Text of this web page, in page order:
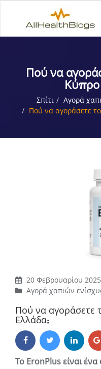
Πού να
Κύπρο
Σπίτι
Αγορά
Πού να αγοράσετε
20 Φεβρουαρίου 2025
Αγορά χαπιών
Πού να αγοράσετε
Ελλάδα;
Το EronPlus είναι